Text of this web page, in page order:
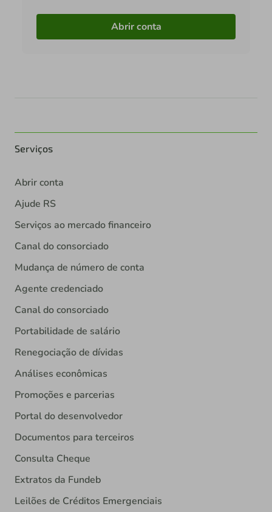
Abrir conta
Serviços
Abrir conta
Ajude RS
Serviços ao mercado financeiro
Canal do consorciado
Mudança de número de conta
Agente credenciado
Canal do consorciado
Portabilidade de salário
Renegociação de dívidas
Análises econômicas
Promoções e parcerias
Portal do desenvolvedor
Documentos para terceiros
Consulta Cheque
Extratos da Fundeb
Leilões de Créditos Emergenciais